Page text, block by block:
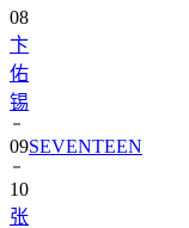
08
卞
佑
锡
09SEVENTEEN
10
张